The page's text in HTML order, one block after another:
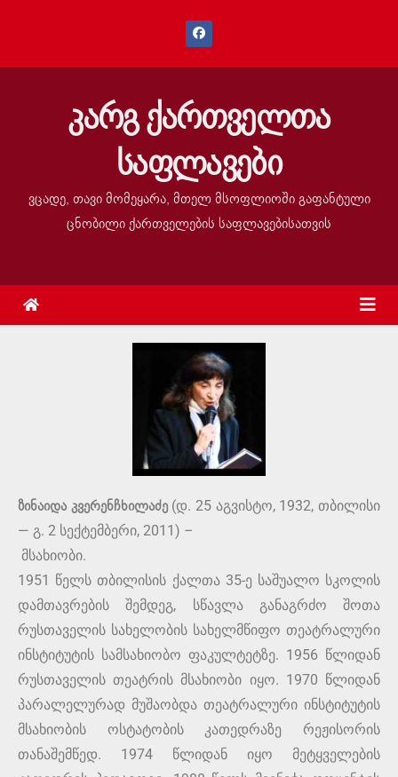
კარგ ქართველთა
საფლავები
ვცადე, თავი მომეყარა, მთელ მსოფლიოში გაფანტული
ცნობილი ქართველების საფლავებისათვის
ზინაიდა კვერენჩხილაძე(დ. 25 აგვისტო, 1932, თბილისი
— გ. 2 სექტემბერი, 2011) –
მსახიობი.
1951 წელს თბილისის ქალთა 35-ე საშუალო სკოლის
დამთავრების შემდეგ, სწავლა განაგრძო შოთა
რუსთაველის სახელობის სახელმწიფო თეატრალური
ინსტიტუტის სამსახიობო ფაკულტეტზე. 1956 წლიდან
რუსთაველის თეატრის მსახიობი იყო. 1970 წლიდან
პარალელურად მუშაობდა თეატრალური ინსტიტუტის
მსახიობის ოსტატობის კათედრაზე რეჟისორის
თანაშემწედ. 1974 წლიდან იყო მეტყველების